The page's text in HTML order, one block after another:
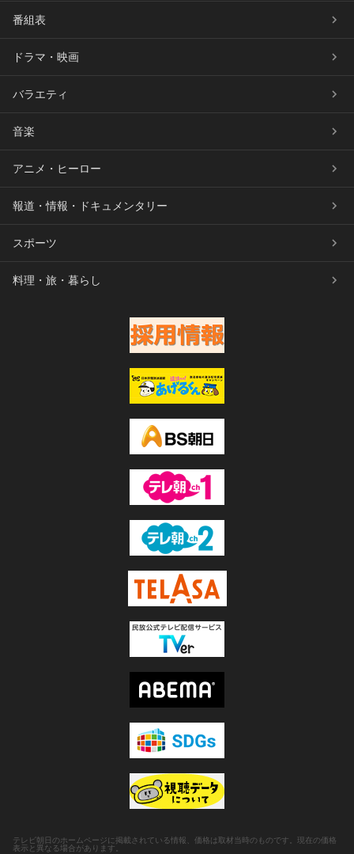
番組表
ドラマ・映画
バラエティ
音楽
アニメ・ヒーロー
報道・情報・ドキュメンタリー
スポーツ
料理・旅・暮らし
テレビ朝日のホームページに掲載されている情報、価格は取材当時のものです。現在の価格
表示と異なる場合があります。